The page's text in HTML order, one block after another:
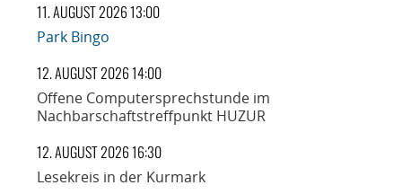
11. AUGUST 2026 13:00
Park Bingo
12. AUGUST 2026 14:00
Offene Computersprechstunde im
Nachbarschaftstreffpunkt HUZUR
12. AUGUST 2026 16:30
Lesekreis in der Kurmark